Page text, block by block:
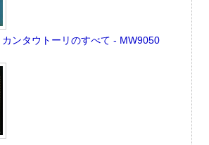
ンタウトーリのすべて - MW9050